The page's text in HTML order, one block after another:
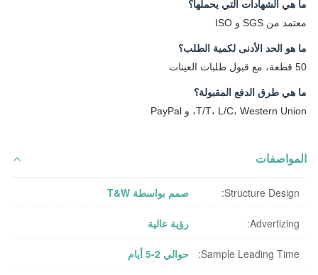
ما هي الشهادات التي يحملها؟
معتمد من SGS و ISO
ما هو الحد الأدنى لكمية الطلب؟
50 قطعة، مع قبول طلبات العينات
ما هي طرق الدفع المقبولة؟
T/T، L/C، Western Union، و PayPal
المواصفات
Structure Design: صمم بواسطة T&W
Advertizing: رؤية عالية
Sample Leading Time: حوالي 2-5 أيام